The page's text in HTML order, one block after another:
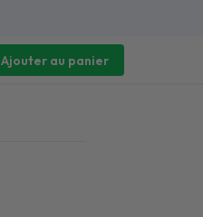
Ajouter au panier